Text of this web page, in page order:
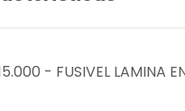
- FUSIVEL LAMINA